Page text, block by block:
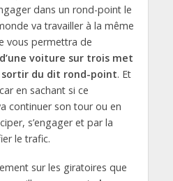
dans un rond-point le
va travailler à la même
vous permettra de
voiture sur trois met
du dit rond-point. Et
en sachant si ce
continuer son tour ou en
s’engager et par la
le trafic.
sur les giratoires que